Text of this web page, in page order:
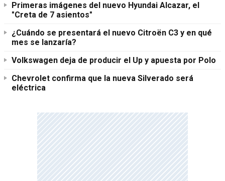
Primeras imágenes del nuevo Hyundai Alcazar, el
"Creta de 7 asientos"
¿Cuándo se presentará el nuevo Citroën C3 y en qué
mes se lanzaría?
Volkswagen deja de producir el Up y apuesta por Polo
Chevrolet confirma que la nueva Silverado será
eléctrica